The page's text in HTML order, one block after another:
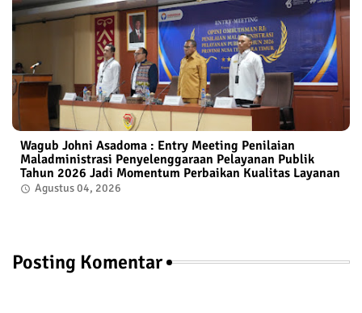
Wagub Johni Asadoma : Entry Meeting Penilaian
Maladministrasi Penyelenggaraan Pelayanan Publik
Tahun 2026 Jadi Momentum Perbaikan Kualitas Layanan
Agustus 04, 2026
Posting Komentar